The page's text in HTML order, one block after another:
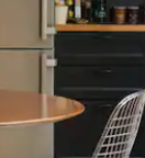
dotykem nebo